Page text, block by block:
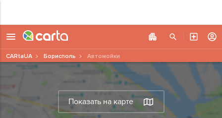
Показать на карте
CARtaUA Борисполь Автомойки